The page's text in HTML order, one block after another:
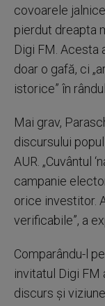
covoarele
pierdut dreapta
Digi FM. Acesta
doar o gafă, ci
istorice” în
Mai grav,
discursului
AUR. „Cuvântul
campanie
orice investitor.
verificabile”, a
Comparându-l
invitatul Digi FM
discurs și